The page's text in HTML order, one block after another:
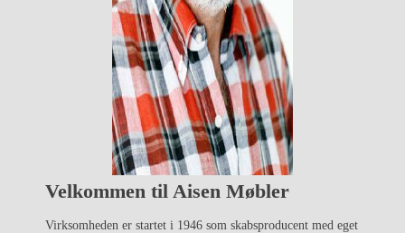
Velkommen til Aisen Møbler
Virksomheden er startet i 1946 som skabsproducent med eget